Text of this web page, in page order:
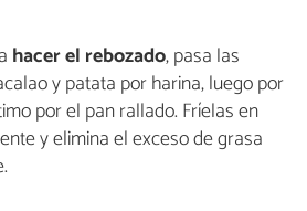
hacer el rebozado, pasa las
y patata por harina, luego por
por el pan rallado. Fríelas en
y elimina el exceso de grasa